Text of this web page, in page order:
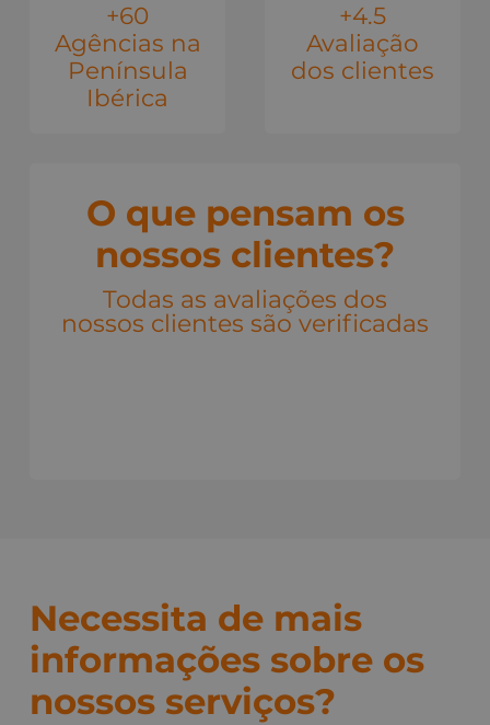
+60
Agências na
Península
Ibérica
+4.5
Avaliação
dos clientes
O que pensam os
nossos clientes?
Todas as avaliações dos
nossos clientes são verificadas
Necessita de mais
informações sobre os
nossos serviços?